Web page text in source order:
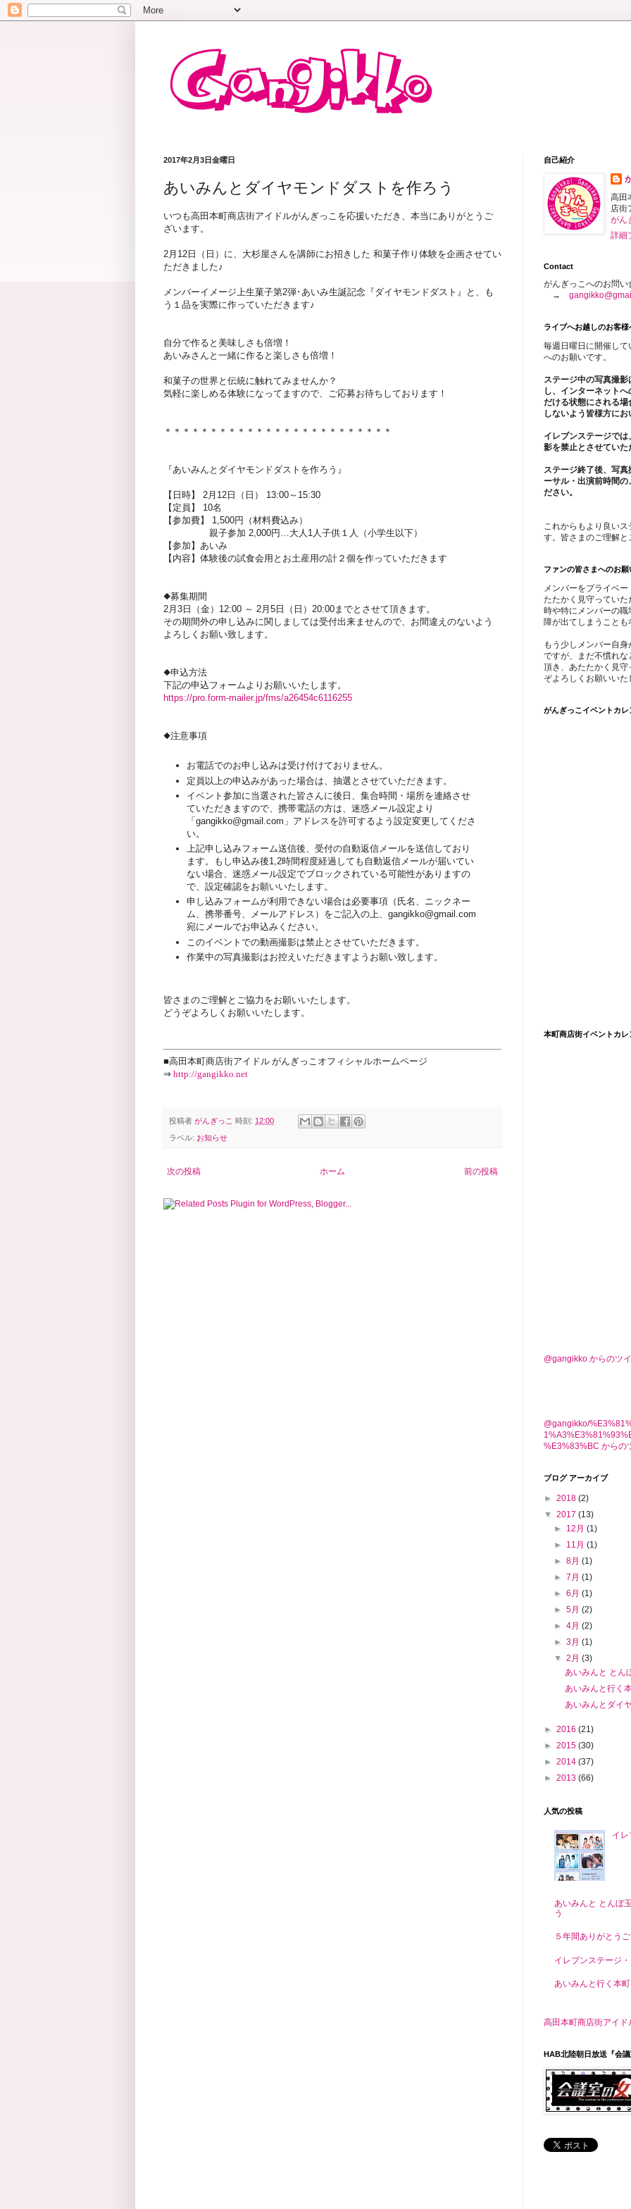
2017年2月3日金曜日
あいみんとダイヤモンドダストを作ろう
いつも高田本町商店街アイドルがんぎっこを応援いただき、本当にありがとうご
ざいます。
2月12日（日）に、大杉屋さんを講師にお招きした 和菓子作り体験を企画させてい
ただきました♪
メンバーイメージ上生菓子第2弾･あいみ生誕記念『ダイヤモンドダスト』と、も
う１品を実際に作っていただきます♪
自分で作ると美味しさも倍増！
あいみさんと一緒に作ると楽しさも倍増！
和菓子の世界と伝統に触れてみませんか？
気軽に楽しめる体験になってますので、ご応募お待ちしております！
＊＊＊＊＊＊＊＊＊＊＊＊＊＊＊＊＊＊＊＊＊＊＊＊＊
『あいみんとダイヤモンドダストを作ろう』
【日時】 2月12日（日） 13:00～15:30
【定員】 10名
【参加費】 1,500円（材料費込み）
親子参加 2,000円…大人1人子供１人（小学生以下）
【参加】あいみ
【内容】体験後の試食会用とお土産用の計２個を作っていただきます
◆募集期間
2月3日（金）12:00 ～ 2月5日（日）20:00までとさせて頂きます。
その期間外の申し込みに関しましては受付出来ませんので、お間違えのないよう
よろしくお願い致します。
◆申込方法
下記の申込フォームよりお願いいたします。
https://pro.form-mailer.jp/fms/a26454c6116255
◆注意事項
お電話でのお申し込みは受け付けておりません。
定員以上の申込みがあった場合は、抽選とさせていただきます。
イベント参加に当選された皆さんに後日、集合時間・場所を連絡させ
ていただきますので、携帯電話の方は、迷惑メール設定より
「gangikko@gmail.com」アドレスを許可するよう設定変更してくださ
い。
上記申し込みフォーム送信後、受付の自動返信メールを送信しており
ます。もし申込み後1,2時間程度経過しても自動返信メールが届いてい
ない場合、迷惑メール設定でブロックされている可能性がありますの
で、設定確認をお願いいたします。
申し込みフォームが利用できない場合は必要事項（氏名、ニックネー
ム、携帯番号、メールアドレス）をご記入の上、gangikko@gmail.com
宛にメールでお申込みください。
このイベントでの動画撮影は禁止とさせていただきます。
作業中の写真撮影はお控えいただきますようお願い致します。
皆さまのご理解とご協力をお願いいたします。
どうぞよろしくお願いいたします。
■高田本町商店街アイドル がんぎっこオフィシャルホームページ
⇒ http://gangikko.net
投稿者 がんぎっこ 時刻: 12:00
ラベル: お知らせ
次の投稿 前の投稿
ホーム
自己紹介
高田
店街
がん
詳細
Contact
がんぎっこへのお問
→
ライブへお越しのお客様
毎週日曜日に開催し
へのお願いです。
ステージ中の写真撮
し、インターネット
だける状態にされる
しないよう皆様方に
イレブンステージで
影を禁止とさせていた
ステージ終了後、写
ーサル・出演前時間
ださい。
これからもより良い
す。皆さまのご理解
ファンの皆さまへのお願
メンバーをプライベ
たたかく見守ってい
時や特にメンバーの
障が出てしまうこと
もう少しメンバー自
ですが、まだ不慣れ
頂き、あたたかく見
ぞよろしくお願いいた
がんぎっこイベントカレ
本町商店街イベントカレ
@gangikko からのツ
@gangikko/
%E3%83%BC からの
ブログ アーカイブ
► 2018 (2)
▼ 2017 (13)
► 12月(1)
► 11月(1)
►8月(1)
►7月(1)
►6月(1)
►5月(2)
►4月(2)
►3月(1)
▼2月(3)
あいみんと とん
あいみんと行く
あいみんとダイ
► 2016 (21)
► 2015 (30)
► 2014 (37)
► 2013 (66)
人気の投稿
イ
あいみんと とんぼ
う
５年間ありがとう
イレブンステージ
あいみんと行く本
高田本町商店街アイ
HAB北陸朝日放送『会